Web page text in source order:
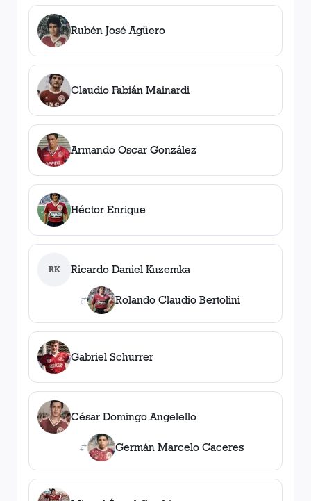
Rubén José Agüero
Claudio Fabián Mainardi
Armando Oscar González
Héctor Enrique
RK Ricardo Daniel Kuzemka
Rolando Claudio Bertolini
Gabriel Schurrer
César Domingo Angelello
Germán Marcelo Caceres